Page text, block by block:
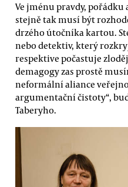
Ve jménu pravdy,
stejně tak musí být
drzého útočníka kartou.
nebo detektiv, který
respektive počastuje
demagogy zas prostě
neformální aliance
argumentační čistoty“,
Taberyho.